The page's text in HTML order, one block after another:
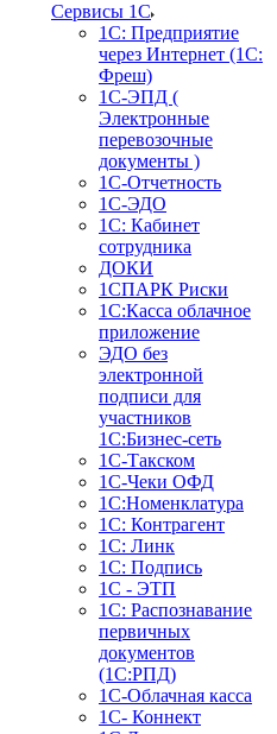
Сервисы 1С
1С: Предприятие
через Интернет (1С:
Фреш)
1С-ЭПД (
Электронные
перевозочные
документы )
1С-Отчетность
1С-ЭДО
1С: Кабинет
сотрудника
ДОКИ
1СПАРК Риски
1С:Касса облачное
приложение
ЭДО без
электронной
подписи для
участников
1С:Бизнес-сеть
1С-Такском
1С-Чеки ОФД
1С:Номенклатура
1С: Контрагент
1С: Линк
1С: Подпись
1С - ЭТП
1С: Распознавание
первичных
документов
(1С:РПД)
1С-Облачная касса
1С- Коннект